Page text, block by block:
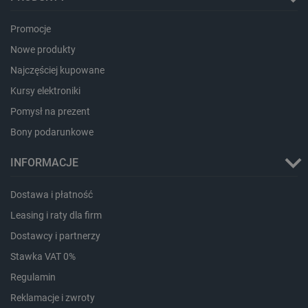
Promocje
Nowe produkty
Najczęściej kupowane
Kursy elektroniki
Pomysł na prezent
Bony podarunkowe
INFORMACJE
Dostawa i płatność
Leasing i raty dla firm
Dostawcy i partnerzy
Stawka VAT 0%
Regulamin
Reklamacje i zwroty
_smvs